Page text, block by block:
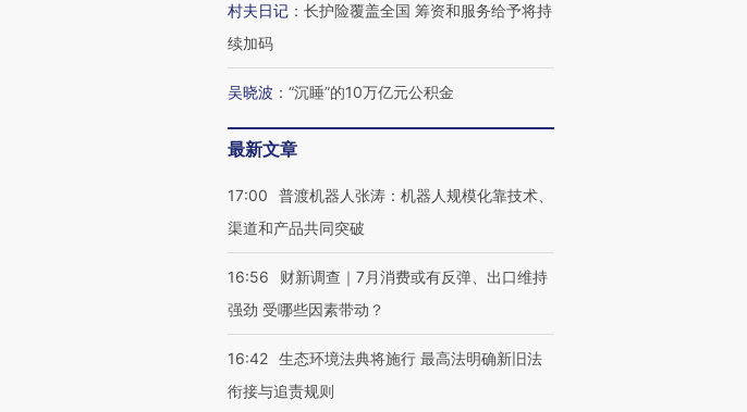
村夫日记 ： 长护险覆盖全国 筹资和服务给予将持
续加码
吴晓波 ： “沉睡”的10万亿元公积金
最新文章
17:00
普渡机器人张涛：机器人规模化靠技术、
渠道和产品共同突破
16:56
财新调查｜7月消费或有反弹、出口维持
强劲 受哪些因素带动？
16:42 生态环境法典将施行 最高法明确新旧法
衔接与追责规则